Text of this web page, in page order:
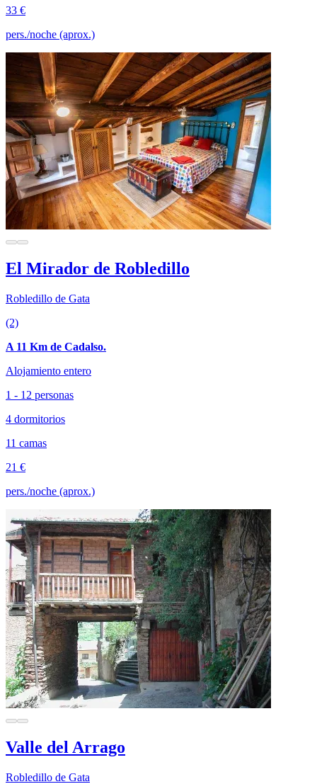
33 €
pers./noche (aprox.)
El Mirador de Robledillo
Robledillo de Gata
(2)
A 11 Km de Cadalso.
Alojamiento entero
1 - 12 personas
4 dormitorios
11 camas
21 €
pers./noche (aprox.)
Valle del Arrago
Robledillo de Gata